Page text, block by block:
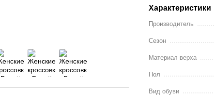
Характеристики
Производитель
Сезон
Материал верха
Пол
Вид обуви